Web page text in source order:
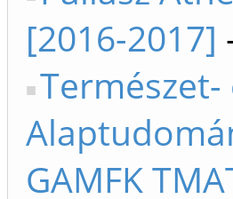
[2016-2017]
Természet-
GAMFK